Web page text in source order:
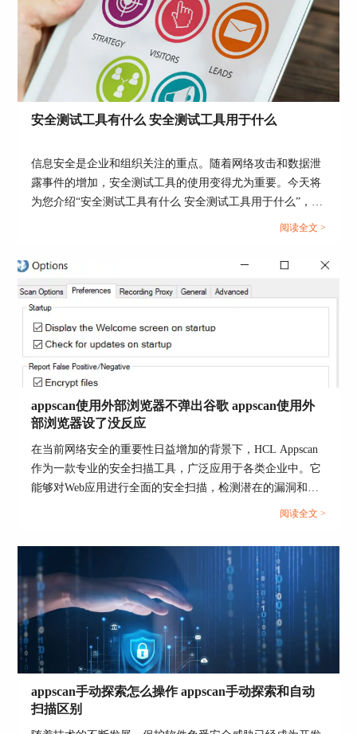
2.连接
多表示测试的速度越快。同时，我们还可使用代
理，以及选择不同的ip地址和端口。
3.测试
通过AppScan【测试】位置，我们可以在【测试策
略】内选择模拟攻击的方式，如LDAP注入等；同
时，在【特权升级】位置，我们还可以设置对比账
户，以查看网站是否存在用户可以越权访问的情
况。
待以上配置设置完毕后，开始测试即可。
以上便是，动态应用安全测试工具，动态安全测试
怎么做的内容。这里我们介绍了可以进行动态应用
安全测试工具有什么 安全测试工具用于什么
信息安全是企业和组织关注的重点。随着网络攻击和数据泄
露事件的增加，安全测试工具的使用变得尤为重要。今天将
为您介绍“安全测试工具有什么 安全测试工具用于什么”，从
安全测试工具的种类、功能用途，以及Appscan是否适用于
阅读全文 >
appscan使用外部浏览器不弹出谷歌 appscan使用外
部浏览器设了没反应
在当前网络安全的重要性日益增加的背景下，HCL Appscan
作为一款专业的安全扫描工具，广泛应用于各类企业中。它
能够对Web应用进行全面的安全扫描，检测潜在的漏洞和风
险，帮助企业保护重要的数据和信息。然而，在使用过程
器不弹出谷歌”和“appscan使用外部浏览器设了没反应”。本
文将详细探讨这些问题，并分析appscan内置浏览器和外部浏
览器的优劣。...
阅读全文 >
appscan手动探索怎么操作 appscan手动探索和自动
扫描区别